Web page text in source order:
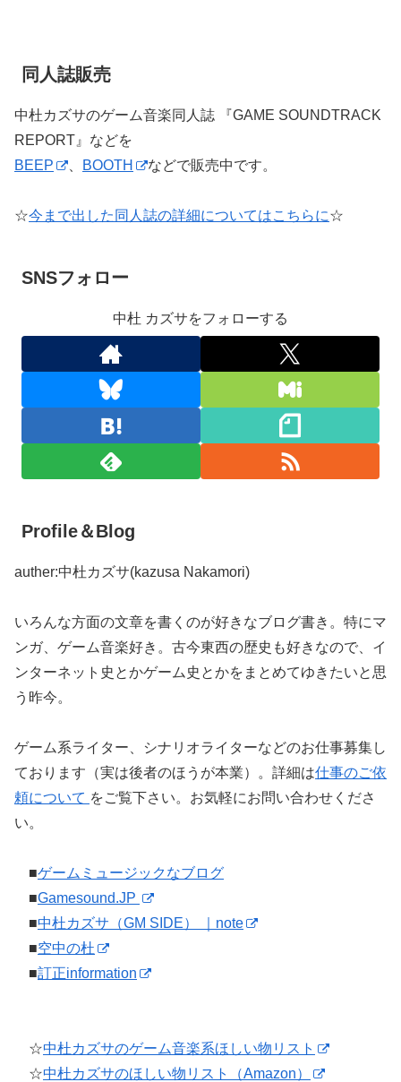
同人誌販売
中杜カズサのゲーム音楽同人誌 『GAME SOUNDTRACK
REPORT』などを
BEEP
BOOTH などで販売中です。
☆今まで出した同人誌の詳細についてはこちらに☆
SNSフォロー
中杜 カズサをフォローする
Profile＆Blog
auther:中杜カズサ(kazusa Nakamori)
いろんな方面の文章を書くのが好きなブログ書き。特にマ
ンガ、ゲーム音楽好き。古今東西の歴史も好きなので、イ
ンターネット史とかゲーム史とかをまとめてゆきたいと思
う昨今。
ゲーム系ライター、シナリオライターなどのお仕事募集し
ております（実は後者のほうが本業）。詳細は仕事のご依
頼について をご覧下さい。お気軽にお問い合わせくださ
い。
■ゲームミュージックなブログ
■Gamesound.JP
■中杜カズサ（GM SIDE） ｜note
■空中の杜
■訂正information
☆中杜カズサのゲーム音楽系ほしい物リスト
☆中杜カズサのほしい物リスト（Amazon）